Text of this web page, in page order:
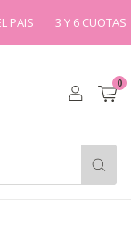
6 CUOTAS
0